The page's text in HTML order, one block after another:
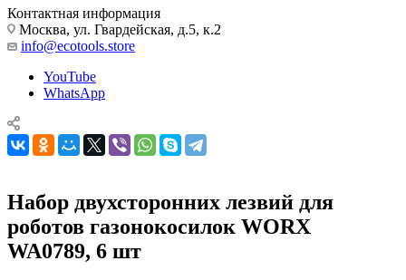
Контактная информация
Москва, ул. Гвардейская, д.5, к.2
info@ecotools.store
YouTube
WhatsApp
Набор двухсторонних лезвий для
роботов газонокосилок WORX
WA0789, 6 шт